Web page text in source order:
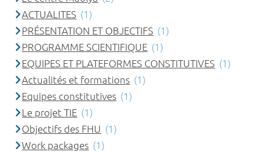
ACTUALITES (1)
PRÉSENTATION ET OBJECTIFS (1)
PROGRAMME SCIENTIFIQUE (1)
EQUIPES ET PLATEFORMES CONSTITUTIVES (1)
Actualités et formations (1)
Equipes constitutives (1)
Le projet TIE (1)
Objectifs des FHU (1)
Work packages (1)